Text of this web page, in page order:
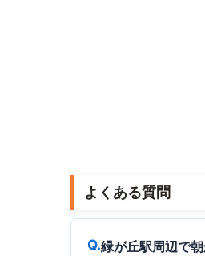
よくある質問
緑が丘駅周辺で